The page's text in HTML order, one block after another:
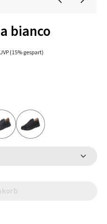
bianco
(15% gespart)